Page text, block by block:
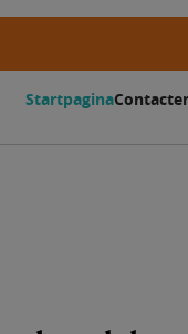
Startpagina